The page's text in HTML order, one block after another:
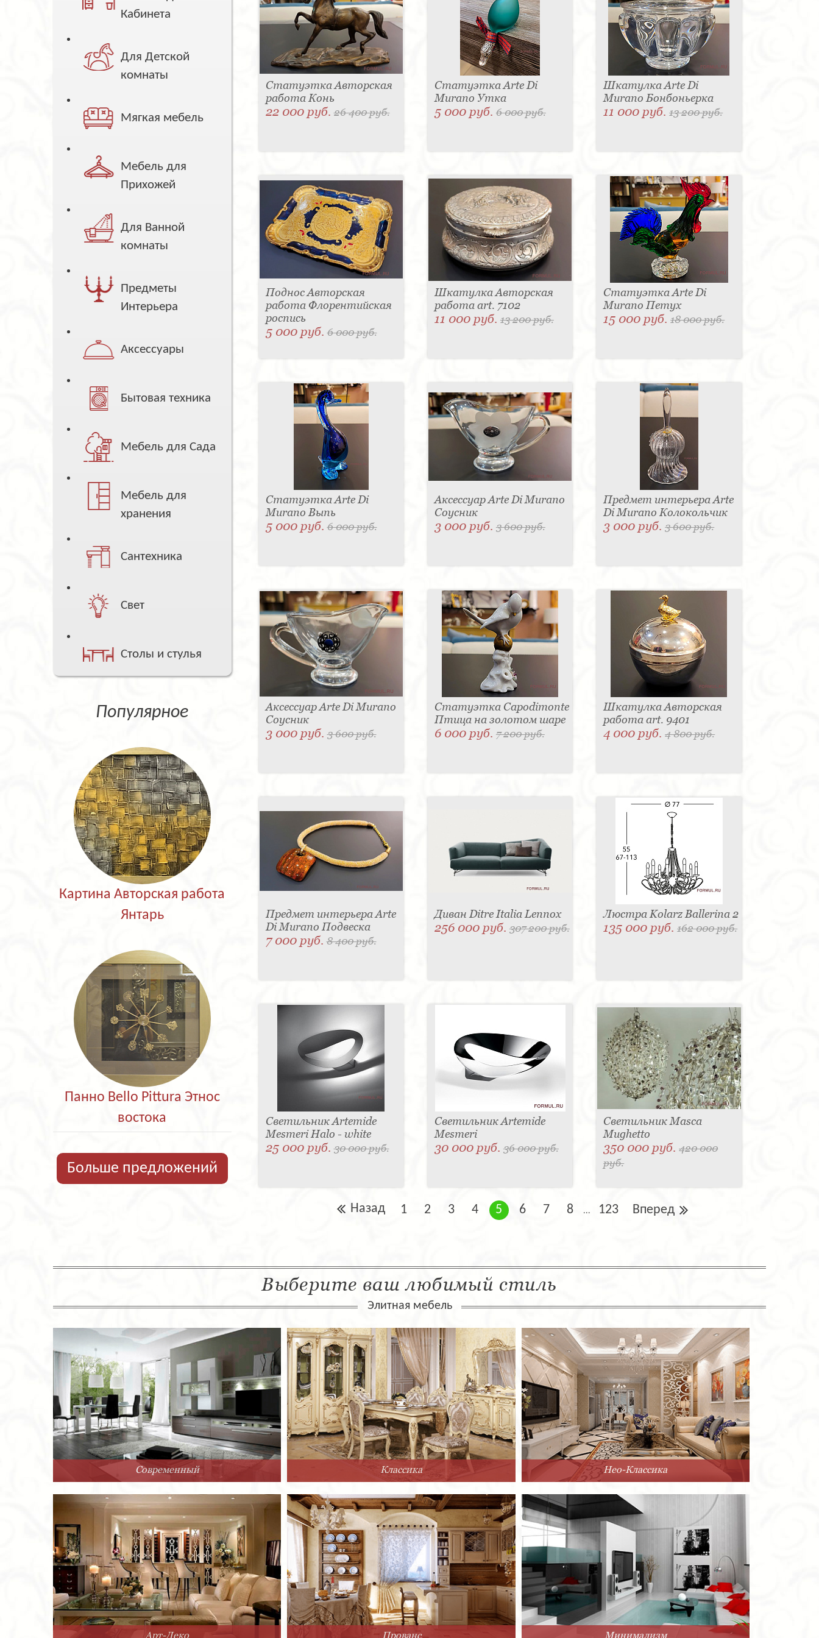
Кабинета
Для Детской
комнаты
Мягкая мебель
Мебель для
Прихожей
Для Ванной
комнаты
Предметы
Интерьера
Аксессуары
Бытовая техника
Мебель для Сада
Мебель для
хранения
Сантехника
Свет
Столы и стулья
Популярное
Картина Авторская работа
Янтарь
Панно Bello Pittura Этнос
востока
Больше предложений
Статуэтка Авторская
работа Конь
22 000 руб.26 400 руб.
Статуэтка Arte Di
Murano Утка
5 000 руб. 6 000 руб.
Шкатулка Arte Di
Murano Бонбоньерка
11 000 руб.13 200 руб.
Поднос Авторская
работа Флорентийская
роспись
5 000 руб.6 000 руб.
Шкатулка Авторская
работа art. 7102
11 000 руб. 13 200 руб.
Статуэтка Arte Di
Murano Петух
15 000 руб.18 000 руб.
Статуэтка Arte Di
Murano Выпь
5 000 руб.6 000 руб.
Аксессуар Arte Di Murano
Соусник
3 000 руб. 3 600 руб.
Предмет интерьера Arte
Di Murano Колокольчик
3 000 руб.3 600 руб.
Аксессуар Arte Di Murano
Соусник
3 000 руб.3 600 руб.
Статуэтка Capodimonte
Птица на золотом шаре
6 000 руб. 7 200 руб.
Шкатулка Авторская
работа art. 9401
4 000 руб.4 800 руб.
Предмет интерьера Arte
Di Murano Подвеска
7 000 руб.8 400 руб.
Диван Ditre Italia Lennox
256 000 руб. 307 200 руб.
Люстра Kolarz Ballerina 2
135 000 руб.162 000 руб.
Светильник Artemide
Mesmeri Halo - white
25 000 руб.30 000 руб.
Светильник Artemide
Mesmeri
30 000 руб. 36 000 руб.
Светильник Masca
Mughetto
350 000 руб.420 000
руб.
Назад 1 2 3 4 5 6 7 8 ... 123 Вперед
Выберите ваш любимый стиль
Элитная мебель
Современный Классика Нео-Классика
Арт-Деко Прованс Минимализм